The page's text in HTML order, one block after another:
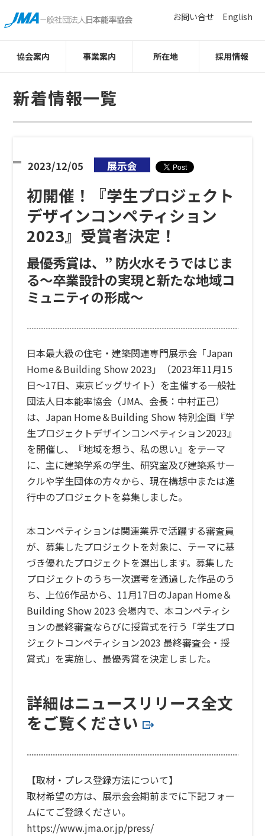
協会案内 事業案内 所在地 採用情報
お問い合せ English
新着情報一覧
初開催！『学生プロジェクト
デザインコンペティション
2023』受賞者決定！
最優秀賞は、” 防火水そうではじま
る～卒業設計の実現と新たな地域コ
ミュニティの形成～
2023/12/05 展示会
日本最大級の住宅・建築関連専門展示会「Japan
Home＆Building Show 2023」（2023年11月15
日～17日、東京ビッグサイト）を主催する一般社
団法人日本能率協会（JMA、会長：中村正己）
は、Japan Home＆Building Show 特別企画『学
生プロジェクトデザインコンペティション2023』
を開催し、『地域を想う、私の思い』をテーマ
に、主に建築学系の学生、研究室及び建築系サー
クルや学生団体の方々から、現在構想中または進
行中のプロジェクトを募集しました。
本コンペティションは関連業界で活躍する審査員
が、募集したプロジェクトを対象に、テーマに基
づき優れたプロジェクトを選出します。募集した
プロジェクトのうち一次選考を通過した作品のう
ち、上位6作品から、11月17日のJapan Home＆
Building Show 2023 会場内で、本コンペティシ
ョンの最終審査ならびに授賞式を行う「学生プロ
ジェクトコンペティション2023 最終審査会・授
賞式」を実施し、最優秀賞を決定しました。
詳細はニュースリリース全文
をご覧ください
【取材・プレス登録方法について】
取材希望の方は、展示会会期前までに下記フォー
ムにてご登録ください。
https://www.jma.or.jp/press/